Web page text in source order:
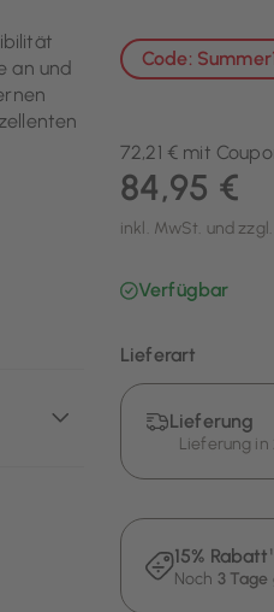
an und
Code:
72,21 € mit
84,95 €
inkl. MwSt. und zzgl.
Verfügbar
Lieferart
Lieferung
Lieferung
15%
Noch 3 Tage